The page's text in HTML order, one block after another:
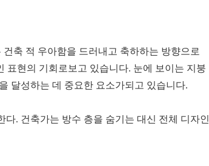
축 적 우아함을 드러내고 축하하는 방향으로
표현의 기회로보고 있습니다. 눈에 보이는 지붕
달성하는 데 중요한 요소가되고 있습니다.
. 건축가는 방수 층을 숨기는 대신 전체 디자인